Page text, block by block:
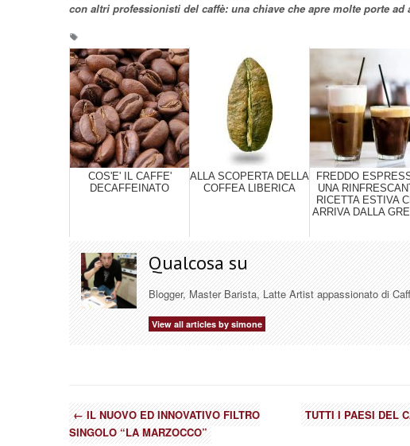
con altri professionisti del caffè: una chiave che apre molte porte ad
COS'E' IL CAFFE'
DECAFFEINATO
ALLA SCOPERTA DELLA
COFFEA LIBERICA
FREDDO
UNA
RICETTA ESTIVA
ARRIVA DALLA
Qualcosa su
Blogger, Master Barista, Latte Artist appassionato di
View all articles by simone
←IL NUOVO ED INNOVATIVO FILTRO
SINGOLO “LA MARZOCCO”
TUTTI I PAESI DEL